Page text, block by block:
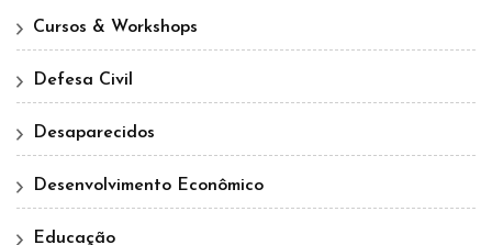
Cursos & Workshops
Defesa Civil
Desaparecidos
Desenvolvimento Econômico
Educação